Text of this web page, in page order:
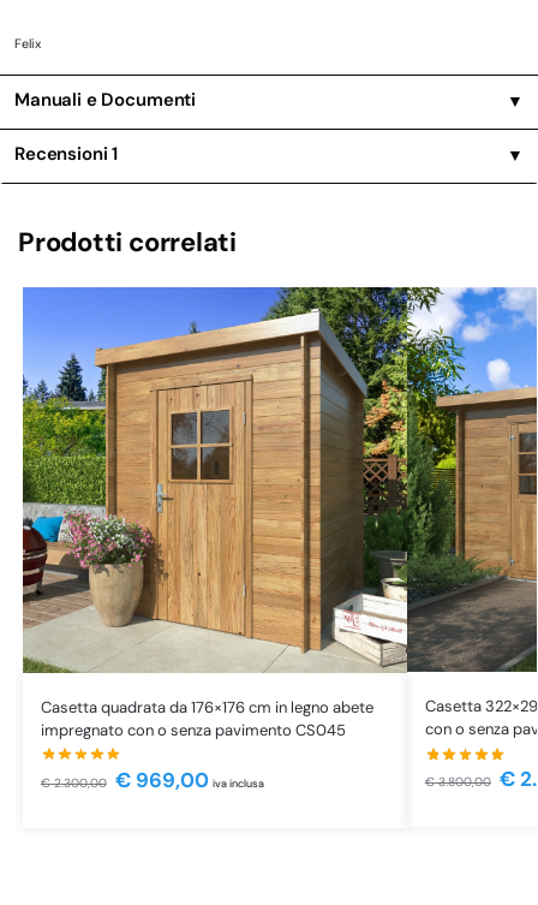
Felix
Manuali e Documenti ▼
Recensioni1 ▼
Prodotti correlati
Casetta quadrata da 176×176 cm in legno abete
impregnato con o senza pavimento CS045
€2.300,00 €969,00 iva inclusa
Casetta
con o senza
€3.800,00 €